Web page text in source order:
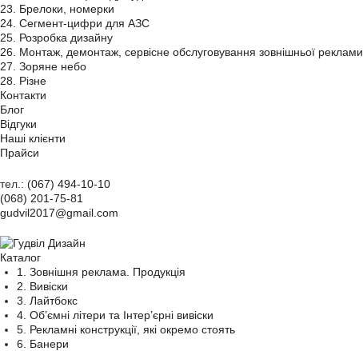
23. Брелоки, номерки
24. Сегмент-цифри для АЗС
25. Розробка дизайну
26. Монтаж, демонтаж, сервісне обслуговування зовнішньої реклами
27. Зоряне небо
28. Різне
Контакти
Блог
Відгуки
Наші клієнти
Прайси
тел.: (067) 494-10-10
(068) 201-75-81
gudvil2017@gmail.com
Каталог
1. Зовнішня реклама. Продукція
2. Вивіски
3. Лайтбокс
4. Об’ємні літери та Інтер’єрні вивіски
5. Рекламні конструкції, які окремо стоять
6. Банери